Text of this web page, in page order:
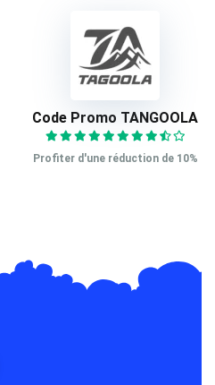
Code Promo TANGOOLA
Profiter d'une réduction de 10%